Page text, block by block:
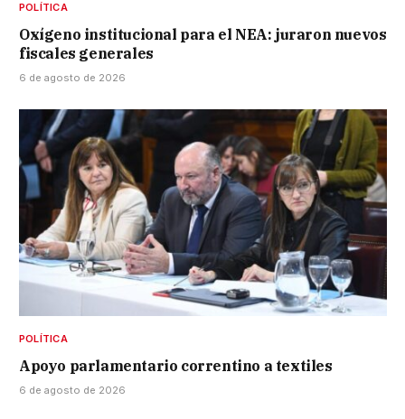
POLÍTICA
Oxígeno institucional para el NEA: juraron nuevos
fiscales generales
6 de agosto de 2026
POLÍTICA
Apoyo parlamentario correntino a textiles
6 de agosto de 2026